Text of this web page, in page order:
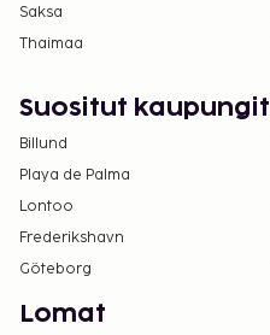
Saksa
Thaimaa
Suositut kaupungit
Billund
Playa de Palma
Lontoo
Frederikshavn
Göteborg
Lomat